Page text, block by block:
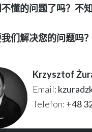
懂的问题了吗？不
们解决您的问题吗？
Krzysztof
Email:
Telefon: +48